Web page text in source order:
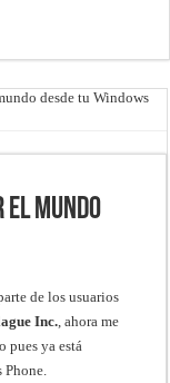
desde tu Windows
el mundo
de los usuarios
Inc. , ahora me
pues ya está